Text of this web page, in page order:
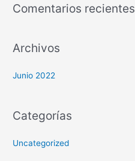
Comentarios recientes
Archivos
Junio 2022
Categorías
Uncategorized